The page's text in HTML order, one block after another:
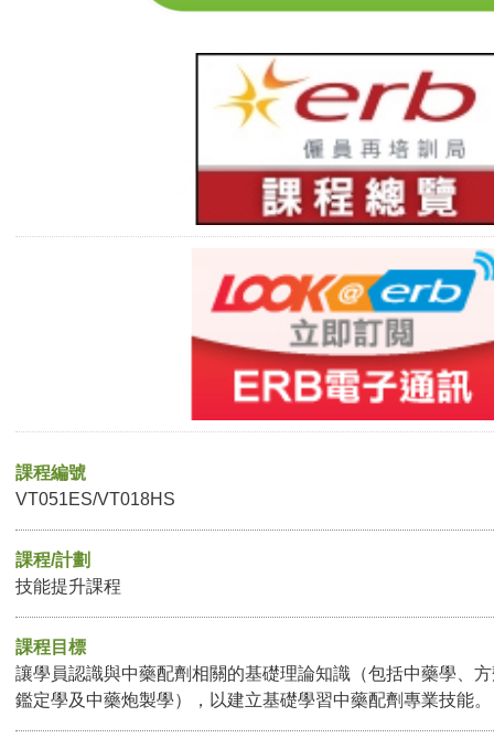
課程編號
VT051ES/VT018HS
課程/計劃
技能提升課程
課程目標
讓學員認識與中藥配劑相關的基礎理論知識（包括中藥學、
鑑定學及中藥炮製學），以建立基礎學習中藥配劑專業技能。